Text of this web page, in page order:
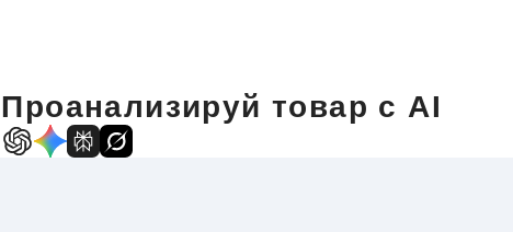
Проанализируй товар с AI